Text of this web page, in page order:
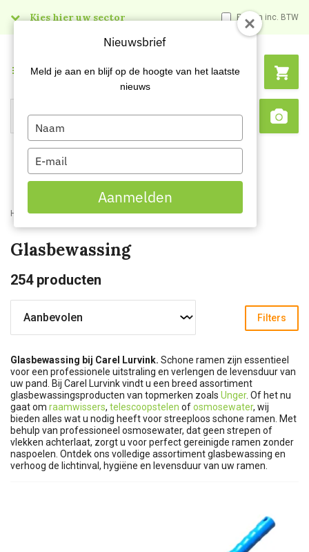
Kies hier uw sector Prijzen inc. BTW
Search
Menu
Home Webshop Schoonmaakartikelen Glasbewassing
Glasbewassing
254 producten
Filters
Glasbewassing bij Carel Lurvink. Schone ramen zijn essentieel
voor een professionele uitstraling en verlengen de levensduur van
uw pand. Bij Carel Lurvink vindt u een breed assortiment
glasbewassingsproducten van topmerken zoals Unger. Of het nu
gaat om raamwissers, telescoopstelen ofosmosewater, wij
bieden alles wat u nodig heeft voor streeploos schone ramen. Met
behulp van professioneel osmosewater, dat geen strepen of
vlekken achterlaat, zorgt u voor perfect gereinigde ramen zonder
naspoelen. Ontdek ons volledige assortiment glasbewassing en
verhoog de lichtinval, hygiëne en levensduur van uw ramen.
Nieuwsbrief
Meld je aan en blijf op de hoogte van het laatste
nieuws
Type
your
name
Type
your
email
Aanmelden